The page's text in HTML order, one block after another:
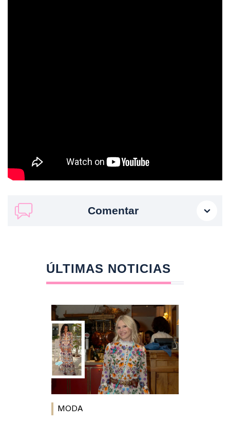
Comentar
ÚLTIMAS NOTICIAS
MODA